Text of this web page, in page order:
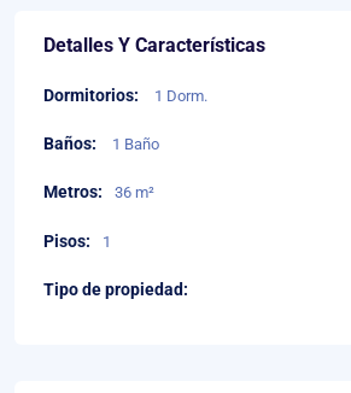
Detalles Y Características
Dormitorios: 1 Dorm.
Baños: 1 Baño
Metros: 36 m²
Pisos: 1
Tipo de propiedad: